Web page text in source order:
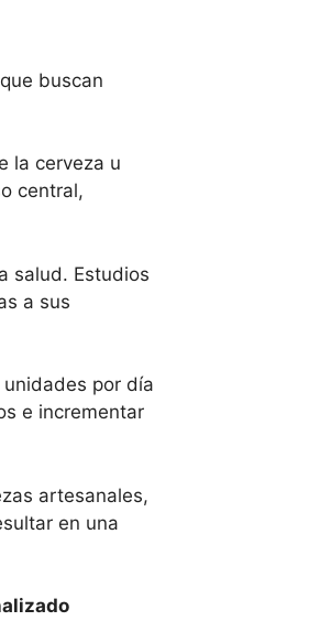
buscan
la cerveza u
central,
salud. Estudios
a sus
por día
e incrementar
artesanales,
en una